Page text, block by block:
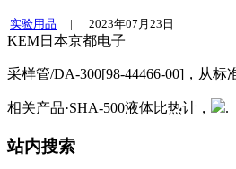
实验用品 | 2023年07月23日
KEM日本京都电子
采样管/DA-300[98-44466-00]，从
相关产品·SHA-500液体比热计， .
站内搜索